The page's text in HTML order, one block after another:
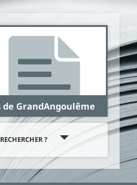
GrandAngoulême
?